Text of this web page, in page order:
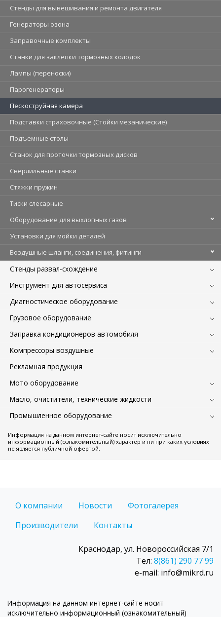
Стенды для вывешивания и ремонта двигателя
Генераторы озона
Заправочные комплекты
Станки для заклепки тормозных колодок
Лампы (переноски)
Парогенераторы
Пескоструйная камера
Подставки страховочные (Стойки мезанические)
Подъемные столы
Станок для проточки тормозных дисков
Сверлильные станки
Стяжки пружин
Тиски слесарные
Оборудование для выхлопных газов
Установки для мойки деталей
Воздушные шланги, соединения, фитинги
Стенды развал-схождение
Инструмент для автосервиса
Диагностическое оборудование
Грузовое оборудование
Заправка кондиционеров автомобиля
Компрессоры воздушные
Рекламная продукция
Мото оборудование
Масло, очистители, технические жидкости
Промышленное оборудование
Информация на данном интернет-сайте носит исключительно
информационный (ознакомительный) характер и ни при каких условиях
не является публичной офертой.
О компании Новости
Фотогалерея
Производители
Контакты
Краснодар, ул. Новороссийская 7/1
Тел: 8(861) 290 77 99
e-mail: info@mikrd.ru
Информация на данном интернет-сайте носит
исключительно информационный (ознакомительный)